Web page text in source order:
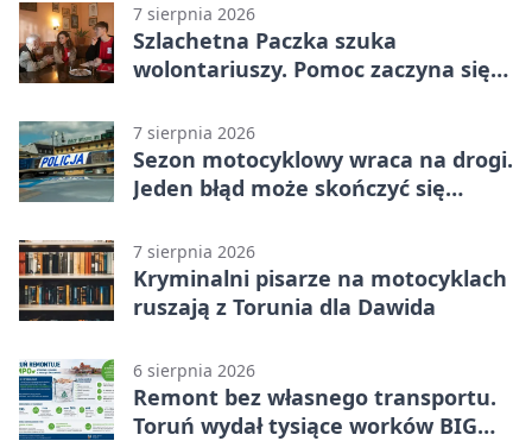
7 sierpnia 2026
Szlachetna Paczka szuka
wolontariuszy. Pomoc zaczyna się
7 sierpnia 2026
Sezon motocyklowy wraca na drogi.
Jeden błąd może skończyć się
7 sierpnia 2026
Kryminalni pisarze na motocyklach
ruszają z Torunia dla Dawida
6 sierpnia 2026
Remont bez własnego transportu.
Toruń wydał tysiące worków BIG